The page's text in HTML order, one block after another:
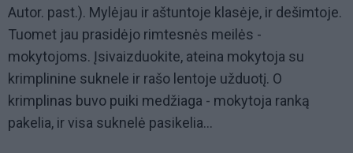
Autor. past.). Mylėjau ir aštuntoje klasėje, ir dešimtoje.
Tuomet jau prasidėjo rimtesnės meilės -
mokytojoms. Įsivaizduokite, ateina mokytoja su
krimplinine suknele ir rašo lentoje užduotį. O
krimplinas buvo puiki medžiaga - mokytoja ranką
pakelia, ir visa suknelė pasikelia...